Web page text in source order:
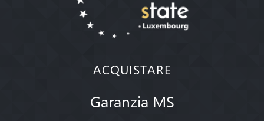
ACQUISTARE
Garanzia MS